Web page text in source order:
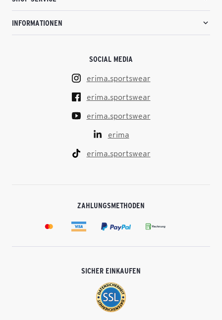
INFORMATIONEN
SOCIAL MEDIA
erima.sportswear
erima.sportswear
erima.sportswear
erima
erima.sportswear
ZAHLUNGSMETHODEN
SICHER EINKAUFEN